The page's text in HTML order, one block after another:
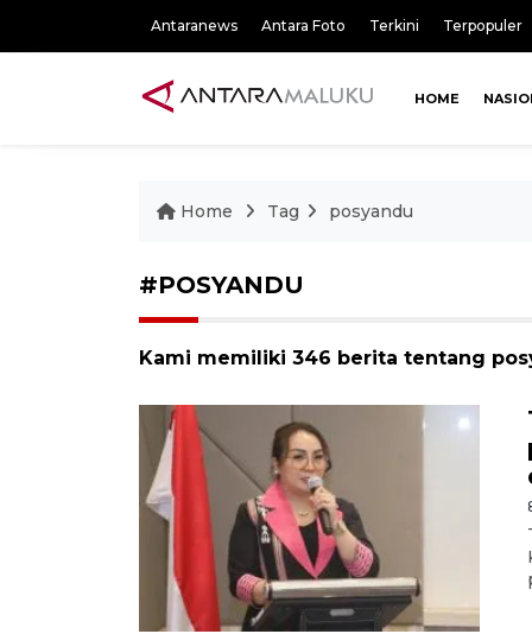
Antaranews Antara Foto Terkini Terpopuler
HOME
Home Tag posyandu
#POSYANDU
Kami memiliki 346 berita tentang